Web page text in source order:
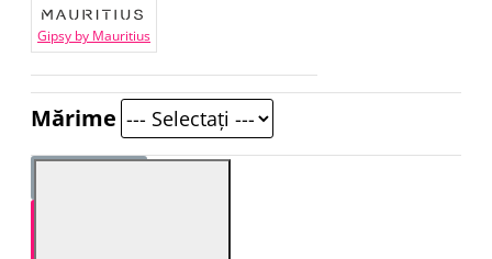
Gipsy by Mauritius
Mărime